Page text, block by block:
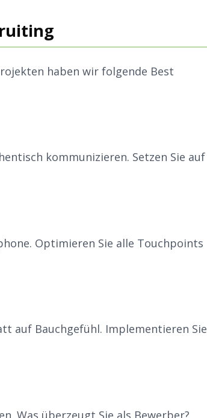
haben wir folgende Best
kommunizieren. Setzen Sie auf
Optimieren Sie alle Touchpoints
auf Bauchgefühl. Implementieren Sie
Was überzeugt Sie als Bewerber?